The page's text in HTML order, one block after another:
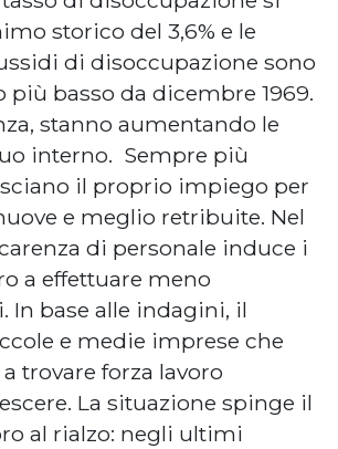
storico del 3,6% e le
di disoccupazione sono
più basso da dicembre 1969.
stanno aumentando le
interno. Sempre più
il proprio impiego per
e meglio retribuite. Nel
di personale induce i
a effettuare meno
In base alle indagini, il
e medie imprese che
trovare forza lavoro
La situazione spinge il
al rialzo: negli ultimi